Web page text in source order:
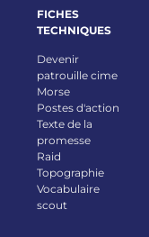
FICHES
TECHNIQUES
Devenir
patrouille cime
Morse
Postes d'action
Texte de la
promesse
Raid
Topographie
Vocabulaire
scout